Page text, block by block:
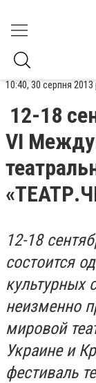
10:40, 30 серпня 2013
12-18
VI
12-18
состоится
культурных
неизменно
мировой
Украине и
фестиваль